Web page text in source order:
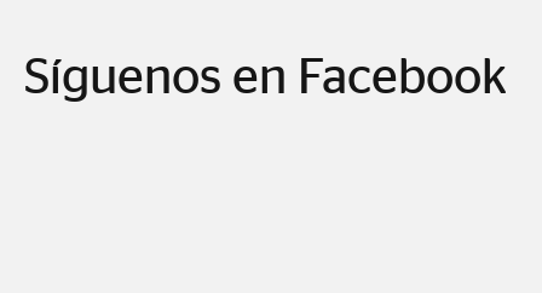
Síguenos en Facebook